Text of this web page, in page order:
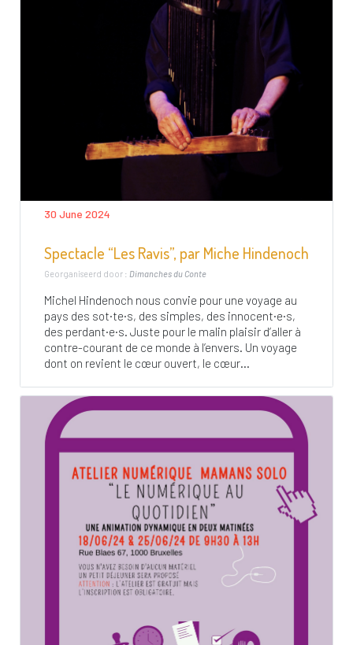
30 June 2024
Spectacle “Les Ravis”, par Miche Hindenoch
Georganiseerd door : Dimanches du Conte
Michel Hindenoch nous convie pour une voyage au
pays des sot·te·s, des simples, des innocent·e·s,
des perdant·e·s. Juste pour le malin plaisir d’aller à
contre-courant de ce monde à l’envers. Un voyage
dont on revient le cœur ouvert, le cœur...